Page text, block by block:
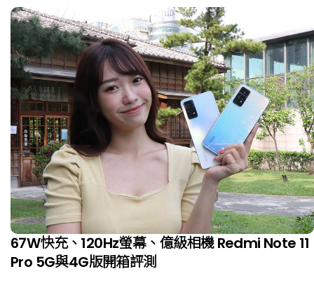
67W快充、120Hz螢幕、億級相機 Redmi Note 11
Pro 5G與4G版開箱評測